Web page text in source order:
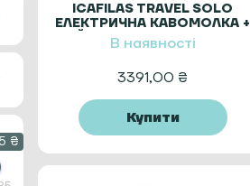
₴
ICAFILAS TRAVEL SOLO
ЕЛЕКТРИЧНА КАВОМОЛКА +
ЛІЙКА ДЛЯ КАВИ 2 В 1 USB
НАБІР FK13
В наявності
3391,00 ₴
Купити